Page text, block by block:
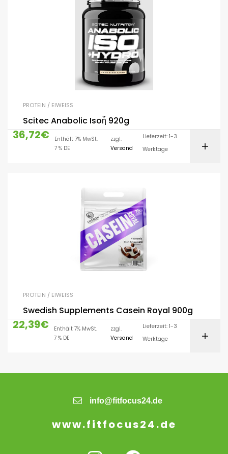
PROTEIN / EIWEISS
Scitec Anabolic Isoἧ 920g
36,72€
Enthält 7% MwSt.
7 % DE
zzgl.
Versand
Lieferzeit: 1-3
Werktage
PROTEIN / EIWEISS
Swedish Supplements Casein Royal 900g
22,39€
Enthält 7% MwSt.
7 % DE
zzgl.
Versand
Lieferzeit: 1-3
Werktage
info@fitfocus24.de
www.fitfocus24.de